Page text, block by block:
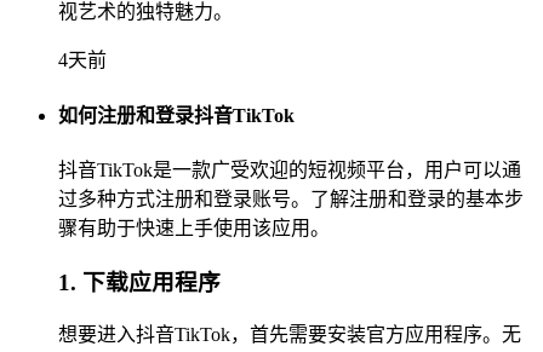
视艺术的独特魅力。
4天前
如何注册和登录抖音TikTok
抖音TikTok是一款广受欢迎的短视频平台，用户可以通
过多种方式注册和登录账号。了解注册和登录的基本步
骤有助于快速上手使用该应用。
1. 下载应用程序
想要进入抖音TikTok，首先需要安装官方应用程序。无